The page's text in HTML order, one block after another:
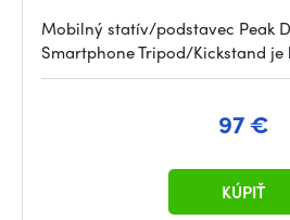
Mobilný statív/podstavec Peak
Smartphone Tripod/Kickstand je
97 €
KÚPIŤ